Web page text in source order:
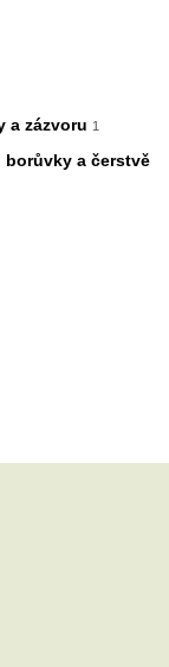
a zázvoru 1
borůvky a čerstvě